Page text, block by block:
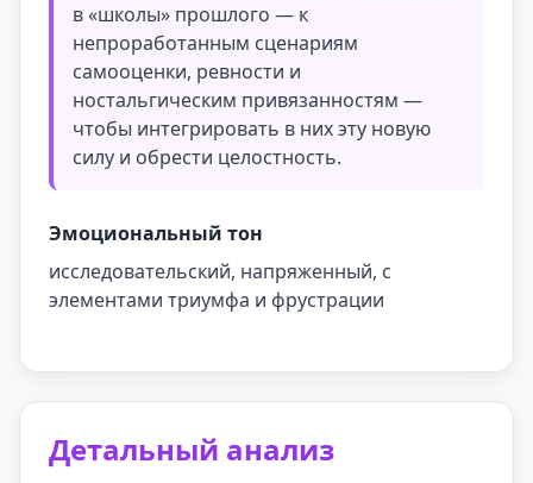
в «школы» прошлого — к
непроработанным сценариям
самооценки, ревности и
ностальгическим привязанностям —
чтобы интегрировать в них эту новую
силу и обрести целостность.
Эмоциональный тон
исследовательский, напряженный, с
элементами триумфа и фрустрации
Детальный анализ